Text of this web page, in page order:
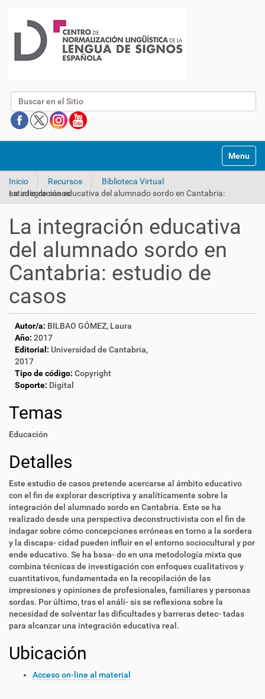
Buscar
Mostrar/
Inicio Recursos
Biblioteca Virtual
La integración educativa del alumnado sordo en Cantabria: estudio de casos
La integración educativa
del alumnado sordo en
Cantabria: estudio de
casos
Autor/a: BILBAO GÓMEZ, Laura
Año: 2017
Editorial: Universidad de Cantabria,
2017
Tipo de código: Copyright
Soporte: Digital
Temas
Educación
Detalles
Este estudio de casos pretende acercarse al ámbito educativo
con el fin de explorar descriptiva y analíticamente sobre la
integración del alumnado sordo en Cantabria. Este se ha
realizado desde una perspectiva deconstructivista con el fin de
indagar sobre cómo concepciones erróneas en torno a la sordera
y la discapa- cidad pueden influir en el entorno sociocultural y por
ende educativo. Se ha basa- do en una metodología mixta que
combina técnicas de investigación con enfoques cualitativos y
cuantitativos, fundamentada en la recopilación de las
impresiones y opiniones de profesionales, familiares y personas
sordas. Por último, tras el análi- sis se reflexiona sobre la
necesidad de solventar las dificultades y barreras detec- tadas
para alcanzar una integración educativa real.
Ubicación
Acceso on-line al material